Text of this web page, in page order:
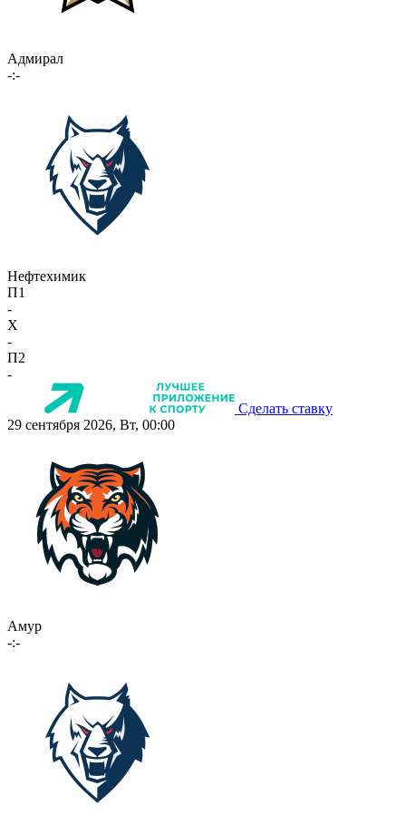
Адмирал
-:-
Нефтехимик
П1
-
X
-
П2
-
Сделать ставку
29 сентября 2026, Вт, 00:00
Амур
-:-